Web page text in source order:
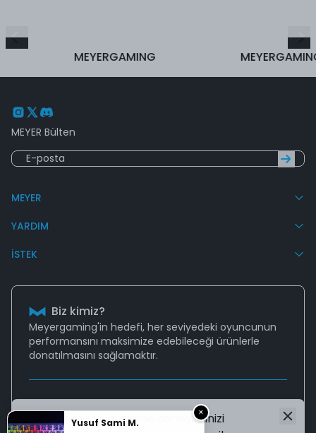
Web sitemizde gezinme deneyiminizi
MEYERGAMING MEYERGAMING
MEYER Bülten
MEYER
YARDIM
İSTEK
Biz kimiz?
Meyergaming'in hedefi, her seviyedeki oyuncunun
performansını maksimize edebileceği ürünlerle
donatılmasını sağlamaktır.
Aklınıza takılan tüm sorularınız için
×
Yusuf Sami M.